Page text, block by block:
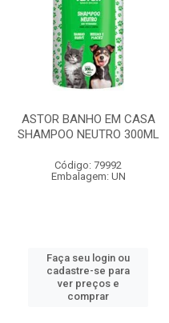
ASTOR BANHO EM CASA
SHAMPOO NEUTRO 300ML
Código: 79992
Embalagem: UN
Faça seu login ou
cadastre-se para
ver preços e
comprar